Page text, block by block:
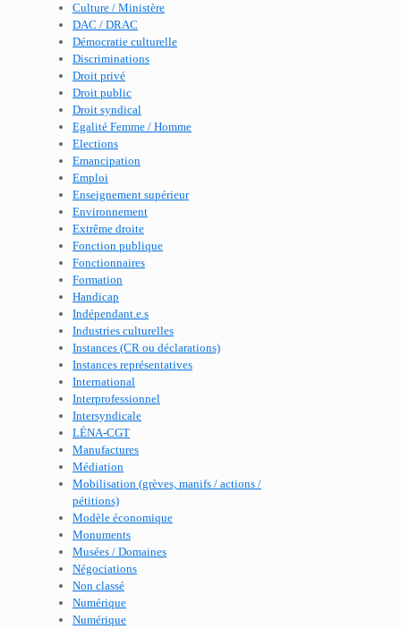
Culture / Ministère
DAC / DRAC
Démocratie culturelle
Discriminations
Droit privé
Droit public
Droit syndical
Egalité Femme / Homme
Elections
Emancipation
Emploi
Enseignement supérieur
Environnement
Extrême droite
Fonction publique
Fonctionnaires
Formation
Handicap
Indépendant.e.s
Industries culturelles
Instances (CR ou déclarations)
Instances représentatives
International
Interprofessionnel
Intersyndicale
LÉNA-CGT
Manufactures
Médiation
Mobilisation (grèves, manifs / actions /
pétitions)
Modèle économique
Monuments
Musées / Domaines
Négociations
Non classé
Numérique
Numérique